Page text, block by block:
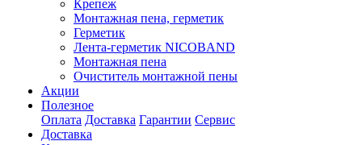
Крепеж
Монтажная пена, герметик
Герметик
Лента-герметик NICOBAND
Монтажная пена
Очиститель монтажной пены
Акции
Полезное
Оплата Доставка Гарантии Сервис
Доставка